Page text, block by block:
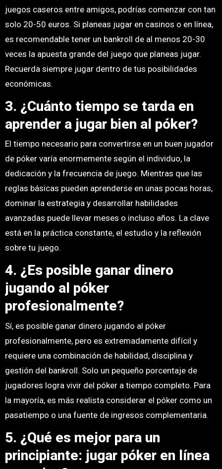
juegos caseros entre amigos, podrías comenzar con tan
solo 20-50 euros. Si planeas jugar en casinos o en línea,
es recomendable tener un bankroll de al menos 20-30
veces la apuesta grande del juego que planeas jugar.
Recuerda siempre jugar dentro de tus posibilidades
económicas.
3. ¿Cuánto tiempo se tarda en
aprender a jugar bien al póker?
El tiempo necesario para convertirse en un buen jugador
de póker varía enormemente según el individuo, la
dedicación y la frecuencia de juego. Mientras que las
reglas básicas pueden aprenderse en unas pocas horas,
dominar la estrategia y desarrollar habilidades
avanzadas puede llevar meses o incluso años. La clave
está en la práctica constante, el estudio y la reflexión
sobre tu juego.
4. ¿Es posible ganar dinero
jugando al póker
profesionalmente?
Sí, es posible ganar dinero jugando al póker
profesionalmente, pero es extremadamente difícil y
requiere una combinación de habilidad, disciplina y
gestión del bankroll. Solo un pequeño porcentaje de
jugadores logra vivir del póker a tiempo completo. Para
la mayoría, es más realista considerar el póker como un
pasatiempo o una fuente de ingresos complementaria.
5. ¿Qué es mejor para un
principiante: jugar póker en línea